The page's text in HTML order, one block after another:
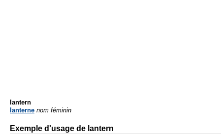
lantern
lanterne nom féminin
Exemple d'usage de lantern